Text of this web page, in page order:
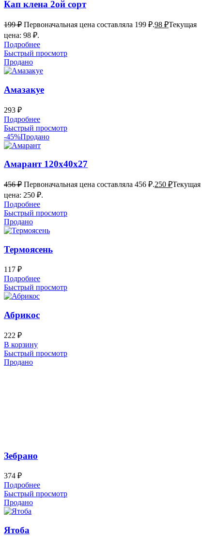
Кап клена 2ой сорт
199₽ Первоначальная цена составляла 199 ₽.98 ₽Текущая
цена: 98 ₽.
Подробнее
Быстрый просмотр
Продано
Амазакуе
293 ₽
Подробнее
Быстрый просмотр
-45%Продано
Амарант 120х40х27
456₽ Первоначальная цена составляла 456 ₽.250 ₽Текущая
цена: 250 ₽.
Подробнее
Быстрый просмотр
Продано
Термоясень
117 ₽
Подробнее
Быстрый просмотр
Абрикос
222 ₽
В корзину
Быстрый просмотр
Продано
Зебрано
374 ₽
Подробнее
Быстрый просмотр
Продано
Ятоба